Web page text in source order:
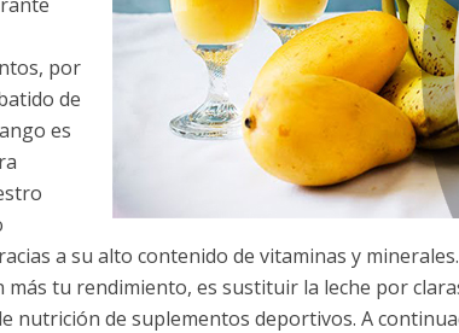
por
de
es
a su alto contenido de vitaminas y
más tu rendimiento, es sustituir la leche por
nutrición de suplementos deportivos. A